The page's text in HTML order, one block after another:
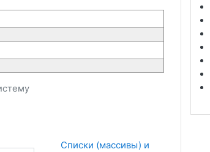
Списки (массивы) и